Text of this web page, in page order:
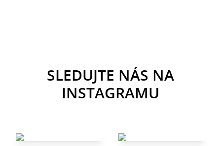
SLEDUJTE NÁS NA
INSTAGRAMU